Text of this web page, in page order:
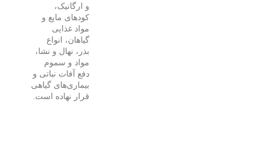
و ارگانیک،
کودهای مایع و
مواد غذایی‌
گیاهان، انواع‌
بذر، نهال و نشا،
مواد و سموم‌
دفع‌ آفات نباتی‌ و
بیماری‌های‌ گیاهی
قرار‌ نهاده‌ است.